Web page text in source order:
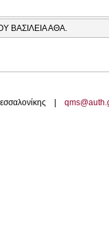
ΒΑΣΙΛΕΙΑ ΑΘΑ.
Θεσσαλονίκης |